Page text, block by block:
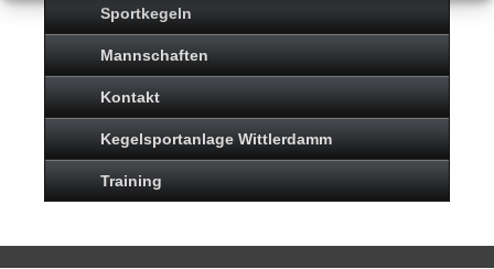
Sportkegeln
Mannschaften
Kontakt
Kegelsportanlage Wittlerdamm
Training